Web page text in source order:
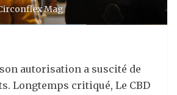
Mag
autorisation a suscité de
Longtemps critiqué, Le CBD